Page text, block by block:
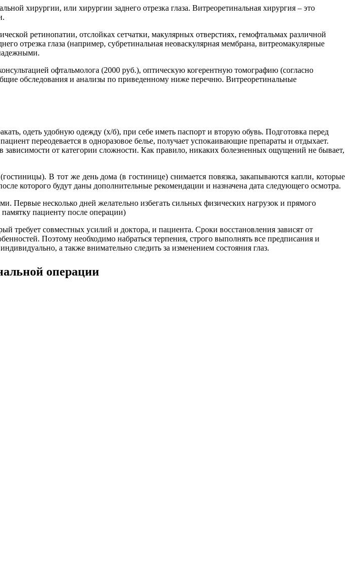
хирургии, или хирургии заднего отрезка глаза. Витреоретинальная хирургия – это
ретинопатии, отслойках сетчатки, макулярных отверстиях, гемофтальмах различной
отрезка глаза (например, субретинальная неоваскулярная мембрана, витреомакулярные
офтальмолога (2000 руб.), оптическую когерентную томографию (согласно
обследования и анализы по приведенному ниже перечню. Витреоретинальные
одеть удобную одежду (х/б), при себе иметь паспорт и вторую обувь. Подготовка перед
переодевается в одноразовое белье, получает успокаивающие препараты и отдыхает.
зависимости от категории сложности. Как правило, никаких болезненных ощущений не бывает,
В тот же день дома (в гостинице) снимается повязка, закапываются капли, которые
которого будут даны дополнительные рекомендации и назначена дата следующего осмотра.
Первые несколько дней желательно избегать сильных физических нагрузок и прямого
пациенту после операции)
требует совместных усилий и доктора, и пациента. Сроки восстановления зависят от
Поэтому необходимо набраться терпения, строго выполнять все предписания и
а также внимательно следить за изменением состояния глаз.
операции